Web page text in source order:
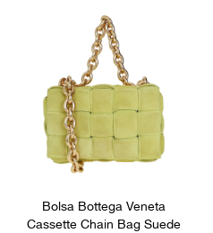
Itens Inclusos
Dustbag
Ocasião
Dia a Dia
Bolsa Bottega Veneta
Cassette Chain Bag Suede